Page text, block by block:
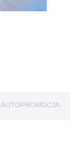
AUTOPROMOCJA